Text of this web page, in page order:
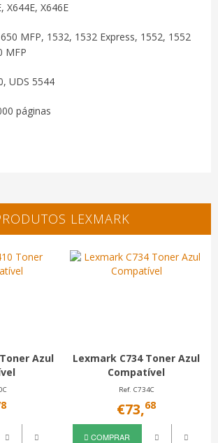
X644E, X646E
MFP, 1532, 1532 Express, 1552, 1552
MFP
UDS 5544
páginas
LEXMARK
Azul
Lexmark C734 Toner Azul
Compatível
Ref. C734C
€73,68
COMPRAR